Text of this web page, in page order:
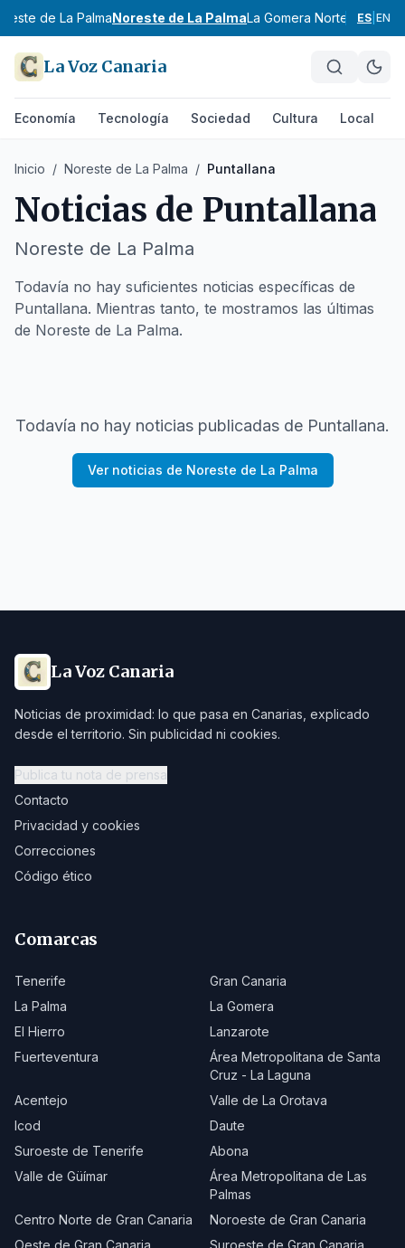
de La PalmaNoreste de La PalmaLa Gomera Norte La
ES EN
La Voz Canaria
Economía Tecnología Sociedad Cultura Local
Inicio / Noreste de La Palma / Puntallana
Noticias de Puntallana
Noreste de La Palma
Todavía no hay suficientes noticias específicas de
Puntallana. Mientras tanto, te mostramos las últimas
de Noreste de La Palma.
Todavía no hay noticias publicadas de Puntallana.
Ver noticias de Noreste de La Palma
La Voz Canaria
Noticias de proximidad: lo que pasa en Canarias, explicado
desde el territorio. Sin publicidad ni cookies.
Publica tu nota de prensa
Contacto
Privacidad y cookies
Correcciones
Código ético
Comarcas
Tenerife
Gran Canaria
La Palma
La Gomera
El Hierro
Lanzarote
Fuerteventura
Área Metropolitana de Santa
Cruz - La Laguna
Acentejo
Valle de La Orotava
Icod
Daute
Suroeste de Tenerife
Abona
Valle de Güímar
Área Metropolitana de Las
Palmas
Centro Norte de Gran Canaria
Noroeste de Gran Canaria
Oeste de Gran Canaria
Suroeste de Gran Canaria